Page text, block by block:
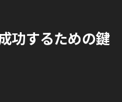
功するための鍵